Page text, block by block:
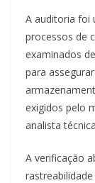
A auditoria foi
processos de
examinados
para
exigidos pelo
analista
A verificação